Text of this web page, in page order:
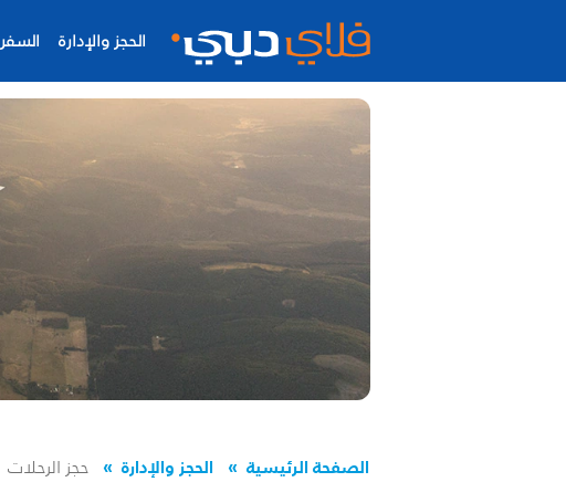
الحجز والإدارة
الصفحة الرئيسية الحجز والإدارة حجز الرحلات